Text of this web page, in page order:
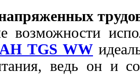
возможности
TGS WW
ведь он и